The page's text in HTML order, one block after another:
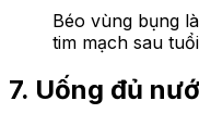
Béo vùng bụng
tim mạch sau
7. Uống đủ